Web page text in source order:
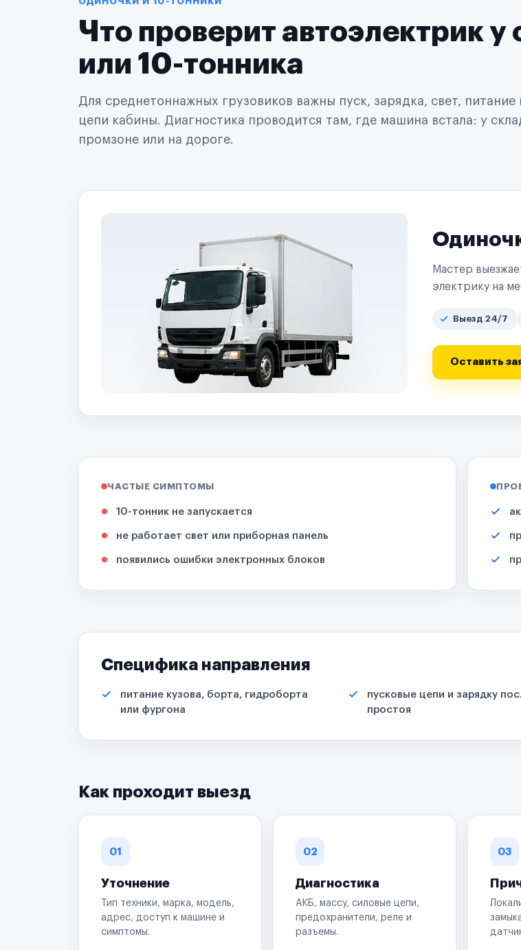
Поставщики запчастей
Строительные компании
Ремонт спецтехники
Управляющие компании
Страховые компании
B2B-дистрибьюторы
Что проверит автоэлектрик у
или 10-тонника
Для среднетоннажных грузовиков важны пуск, зарядка, свет, питание
цепи кабины. Диагностика проводится там, где машина встала: у
промзоне или на дороге.
Мастер
электрику на
Выезд 24/7
Оставить
ЧАСТЫЕ СИМПТОМЫ
10-тонник не запускается
не работает свет или приборная панель
появились ошибки электронных блоков
Специфика направления
питание кузова, борта, гидроборта
или фургона
пусковые цепи и зарядку
простоя
Как проходит выезд
01
Уточнение
Тип техники, марка, модель,
адрес, доступ к машине и
симптомы.
02
Диагностика
АКБ, массу, силовые цепи,
предохранители, реле и
разъемы.
03